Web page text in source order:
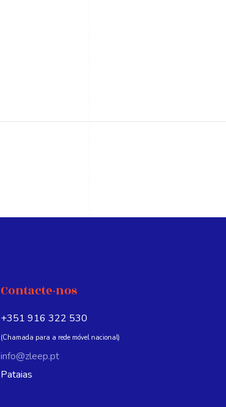
Contacte-nos
+351 916 322 530
(Chamada para a rede móvel nacional)
info@zleep.pt
Pataias